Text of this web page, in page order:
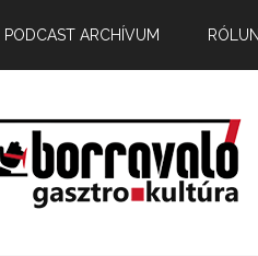
PODCAST ARCHÍVUM